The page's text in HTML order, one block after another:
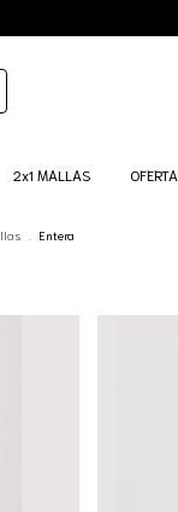
2x1 MALLAS
Entera